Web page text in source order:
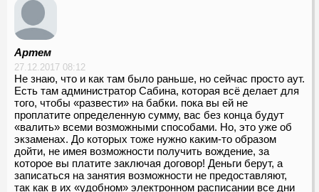
Артем
27.12.2017 08:12
Не знаю, что и как там было раньше, но сейчас просто аут.
Есть там администратор Сабина, которая всё делает для
того, чтобы «развести» на бабки. пока вы ей не
проплатите определенную сумму, вас без конца будут
«валить» всеми возможными способами. Но, это уже об
экзаменах. До которых тоже нужно каким-то образом
дойти, не имея возможности получить вождение, за
которое вы платите заключая договор! Деньги берут, а
записаться на занятия возможности не предоставляют,
так как в их «удобном» электронном расписании все дни